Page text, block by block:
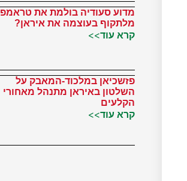
מדוע סעודיה בולמת את טראמפ
מלתקוף בעוצמה את איראן?
קרא עוד>>
פזשכיאן במלכוד-המאבק על
השלטון באיראן מתנהל מאחורי
הקלעים
קרא עוד>>